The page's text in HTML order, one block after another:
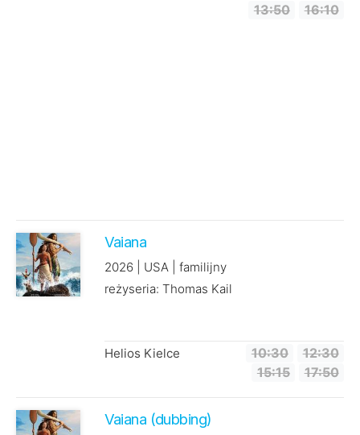
13:50
16:10
Vaiana
2026 | USA | familijny
reżyseria: Thomas Kail
Helios Kielce 10:30
12:30
15:15
17:50
Vaiana (dubbing)